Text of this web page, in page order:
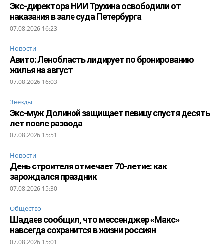
Экс-директора НИИ Трухина освободили от
наказания в зале суда Петербурга
07.08.2026 16:23
Новости
Авито: Ленобласть лидирует по бронированию
жилья на август
07.08.2026 16:03
Звезды
Экс-муж Долиной защищает певицу спустя десять
лет после развода
07.08.2026 15:51
Новости
День строителя отмечает 70-летие: как
зарождался праздник
07.08.2026 15:30
Общество
Шадаев сообщил, что мессенджер «Макс»
навсегда сохранится в жизни россиян
07.08.2026 15:01